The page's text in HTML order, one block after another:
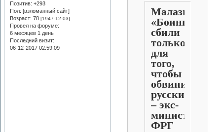
Позитив: +293
Пол: [взломанный сайт]
Возраст: 78[1947-12-03]
Провел на форуме:
6 месяцев 1 день
Последний визит:
06-12-2017 02:59:09
Малазийский
«Боинг»
сбили
только
для
того,
чтобы
обвинить
русских,
– экс-
министр
ФРГ